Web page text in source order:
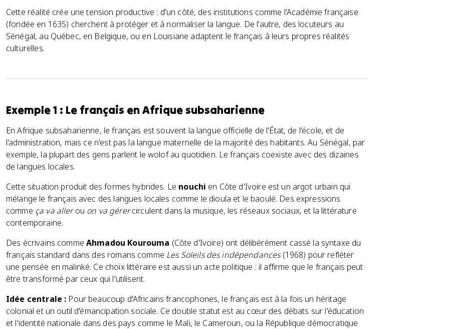
Cette réalité crée une tension productive : d'un côté, des institutions comme l'Académie française
(fondée en 1635) cherchent à protéger et à normaliser la langue. De l'autre, des locuteurs au
Sénégal, au Québec, en Belgique, ou en Louisiane adaptent le français à leurs propres réalités
culturelles.
Exemple 1 : Le français en Afrique subsaharienne
En Afrique subsaharienne, le français est souvent la langue officielle de l'État, de l'école, et de
l'administration, mais ce n'est pas la langue maternelle de la majorité des habitants. Au Sénégal, par
exemple, la plupart des gens parlent le wolof au quotidien. Le français coexiste avec des dizaines
de langues locales.
Cette situation produit des formes hybrides. Le nouchi en Côte d'Ivoire est un argot urbain qui
mélange le français avec des langues locales comme le dioula et le baoulé. Des expressions
comme ça va allerou on va gérercirculent dans la musique, les réseaux sociaux, et la littérature
contemporaine.
Des écrivains commeAhmadou Kourouma (Côte d'Ivoire) ont délibérément cassé la syntaxe du
français standard dans des romans comme Les Soleils des indépendances(1968) pour refléter
une pensée en malinké. Ce choix littéraire est aussi un acte politique : il affirme que le français peut
être transformé par ceux qui l'utilisent.
Idée centrale : Pour beaucoup d'Africains francophones, le français est à la fois un héritage
colonial et un outil d'émancipation sociale. Ce double statut est au cœur des débats sur l'éducation
et l'identité nationale dans des pays comme le Mali, le Cameroun, ou la République démocratique